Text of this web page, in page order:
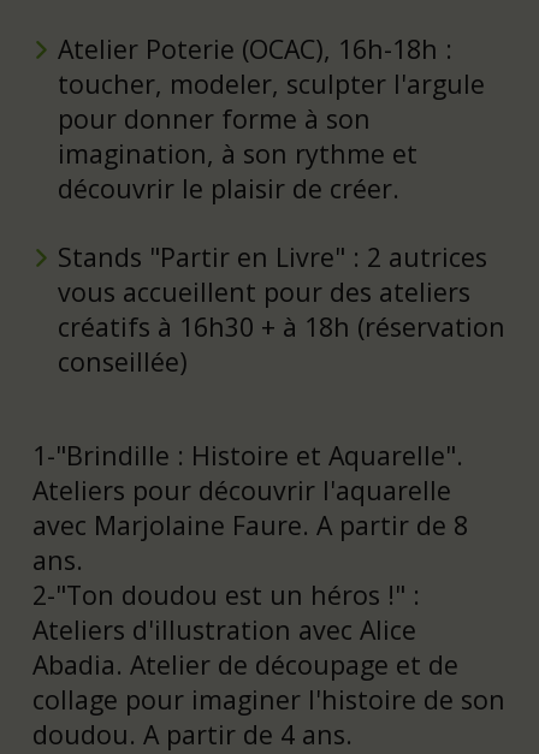
Atelier Poterie (OCAC), 16h-18h :
toucher, modeler, sculpter l'argule
pour donner forme à son
imagination, à son rythme et
découvrir le plaisir de créer.
Stands "Partir en Livre" : 2 autrices
vous accueillent pour des ateliers
créatifs à 16h30 + à 18h (réservation
conseillée)
1-"Brindille : Histoire et Aquarelle".
Ateliers pour découvrir l'aquarelle
avec Marjolaine Faure. A partir de 8
ans.
2-"Ton doudou est un héros !" :
Ateliers d'illustration avec Alice
Abadia. Atelier de découpage et de
collage pour imaginer l'histoire de son
doudou. A partir de 4 ans.